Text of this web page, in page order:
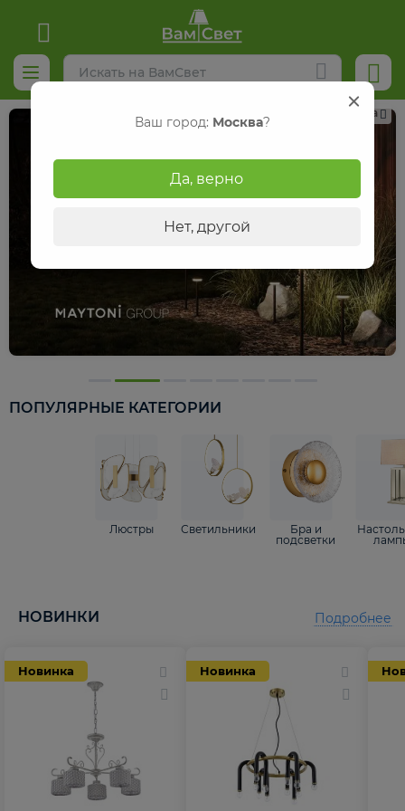
Реклама
ПОПУЛЯРНЫЕ КАТЕГОРИИ
Люстры Светильники
Бра и
подсветки
НОВИНКИ
Новинка Новинка
Подробнее
Ваш город: Москва?
Да, верно
Нет, другой